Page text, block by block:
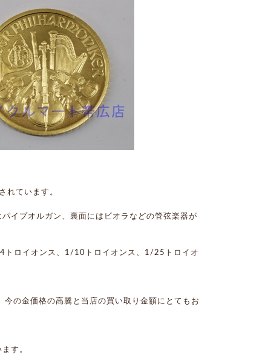
れています。
イプオルガン、裏面にはビオラなどの管弦楽器が
ロイオンス、1/10トロイオンス、1/25トロイオ
の金価格の高騰と当店の買い取り金額にとてもお
す。